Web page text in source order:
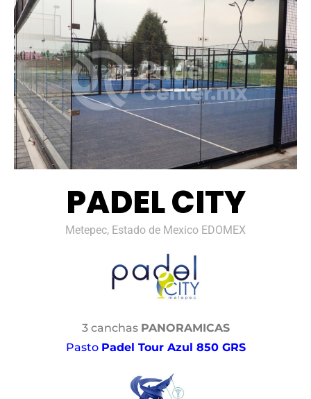
PADEL CITY
Metepec, Estado de Mexico EDOMEX
3 canchas PANORAMICAS
Pasto Padel Tour Azul 850 GRS